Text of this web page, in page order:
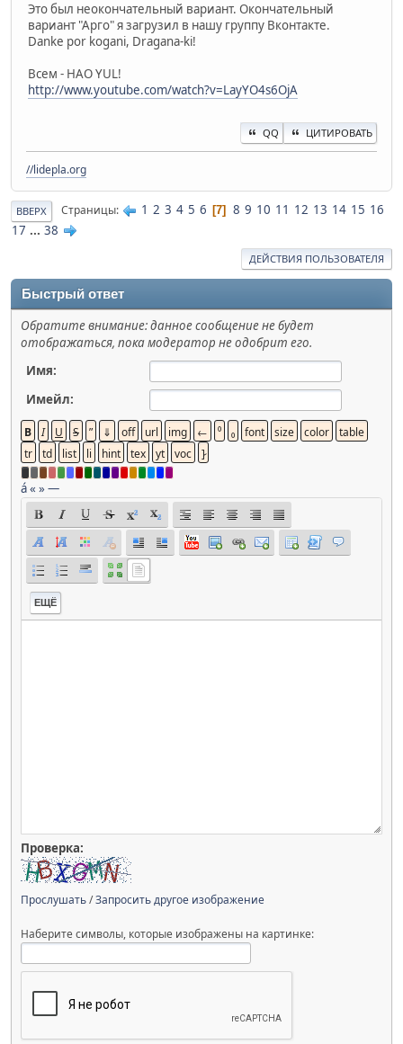
Это был неокончательный вариант. Окончательный
вариант "Арго" я загрузил в нашу группу Вконтакте.
Danke por kogani, Dragana-ki!
Всем - HAO YUL!
http://www.youtube.com/watch?v=LayYO4s6OjA
QQ ЦИТИРОВАТЬ
//lidepla.org
ВВЕРХ Страницы 1 2 3 4 5 6 7 8 9 10 11 12 13 14 15 16
17 ... 38
ДЕЙСТВИЯ ПОЛЬЗОВАТЕЛЯ
Быстрый ответ
Обратите внимание: данное сообщение не будет
отображаться, пока модератор не одобрит его.
Имя:
Имейл:
á« »—
ЕЩЁ
Проверка:
Прослушать/Запросить другое изображение
Наберите символы, которые изображены на картинке: